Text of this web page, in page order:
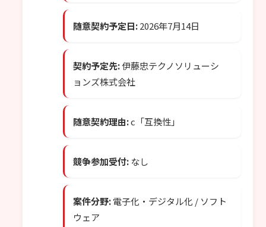
随意契約予定日:2026年7月14日
契約予定先:伊藤忠テクノソリューシ
ョンズ株式会社
随意契約理由:c「互換性」
競争参加受付: なし
案件分野:電子化・デジタル化 / ソフト
ウェア